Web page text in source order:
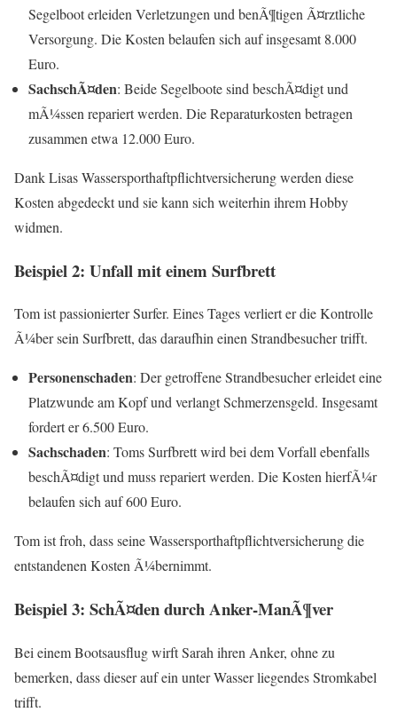
Segelboot erleiden Verletzungen und benÃ¶tigen Ã¤rztliche
Versorgung. Die Kosten belaufen sich auf insgesamt 8.000
Euro.
SachschÃ¤den: Beide Segelboote sind beschÃ¤digt und
mÃ¼ssen repariert werden. Die Reparaturkosten betragen
zusammen etwa 12.000 Euro.
Dank Lisas Wassersporthaftpflichtversicherung werden diese
Kosten abgedeckt und sie kann sich weiterhin ihrem Hobby
widmen.
Beispiel 2: Unfall mit einem Surfbrett
Tom ist passionierter Surfer. Eines Tages verliert er die Kontrolle
Ã¼ber sein Surfbrett, das daraufhin einen Strandbesucher trifft.
Personenschaden: Der getroffene Strandbesucher erleidet eine
Platzwunde am Kopf und verlangt Schmerzensgeld. Insgesamt
fordert er 6.500 Euro.
Sachschaden: Toms Surfbrett wird bei dem Vorfall ebenfalls
beschÃ¤digt und muss repariert werden. Die Kosten hierfÃ¼r
belaufen sich auf 600 Euro.
Tom ist froh, dass seine Wassersporthaftpflichtversicherung die
entstandenen Kosten Ã¼bernimmt.
Beispiel 3: SchÃ¤den durch Anker-ManÃ¶ver
Bei einem Bootsausflug wirft Sarah ihren Anker, ohne zu
bemerken, dass dieser auf ein unter Wasser liegendes Stromkabel
trifft.